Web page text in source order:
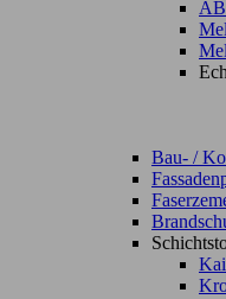
Bau- /